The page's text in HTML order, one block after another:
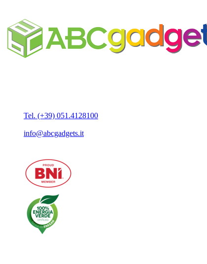
Tel. (+39) 051.4128100
info@abcgadgets.it